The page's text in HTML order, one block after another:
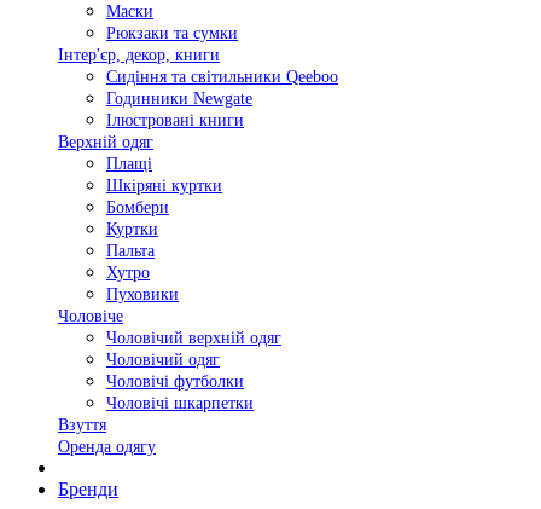
Маски
Рюкзаки та сумки
Інтер'єр, декор, книги
Сидіння та світильники Qeeboo
Годинники Newgate
Ілюстровані книги
Верхній одяг
Плащі
Шкіряні куртки
Бомбери
Куртки
Пальта
Хутро
Пуховики
Чоловіче
Чоловічий верхній одяг
Чоловічий одяг
Чоловічі футболки
Чоловічі шкарпетки
Взуття
Оренда одягу
Бренди